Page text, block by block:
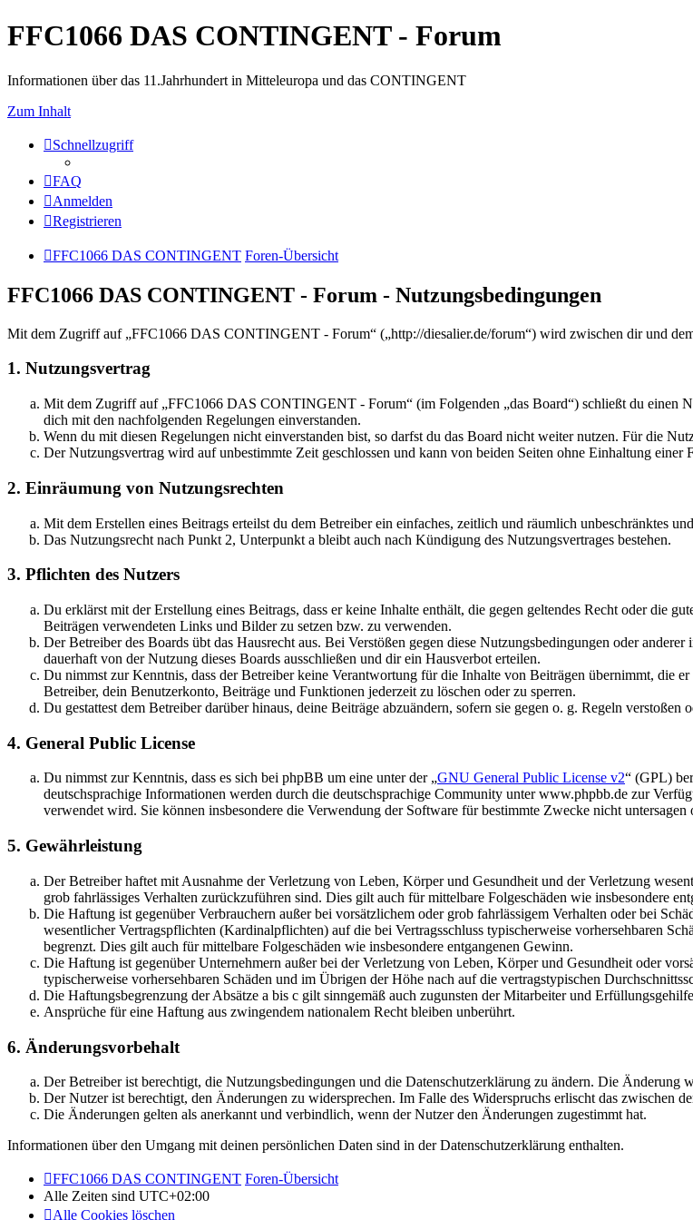
FFC1066 DAS CONTINGENT - Forum
Informationen über das 11.Jahrhundert in Mitteleuropa und das CONTINGENT
Zum Inhalt
Schnellzugriff
FAQ
Anmelden
Registrieren
FFC1066 DAS CONTINGENT Foren-Übersicht
FFC1066 DAS CONTINGENT - Forum - Nutzungsbedingungen
Mit dem Zugriff auf „FFC1066 DAS CONTINGENT - Forum“ („http://diesalier.de/forum“) wird zwischen dir und
1. Nutzungsvertrag
Mit dem Zugriff auf „FFC1066 DAS CONTINGENT - Forum“ (im Folgenden „das Board“) schließt du einen
dich mit den nachfolgenden Regelungen einverstanden.
Wenn du mit diesen Regelungen nicht einverstanden bist, so darfst du das Board nicht weiter nutzen. Für die
Der Nutzungsvertrag wird auf unbestimmte Zeit geschlossen und kann von beiden Seiten ohne Einhaltung einer
2. Einräumung von Nutzungsrechten
Mit dem Erstellen eines Beitrags erteilst du dem Betreiber ein einfaches, zeitlich und räumlich unbeschränktes
Das Nutzungsrecht nach Punkt 2, Unterpunkt a bleibt auch nach Kündigung des Nutzungsvertrages bestehen.
3. Pflichten des Nutzers
Du erklärst mit der Erstellung eines Beitrags, dass er keine Inhalte enthält, die gegen geltendes Recht oder die
Beiträgen verwendeten Links und Bilder zu setzen bzw. zu verwenden.
Der Betreiber des Boards übt das Hausrecht aus. Bei Verstößen gegen diese Nutzungsbedingungen oder
dauerhaft von der Nutzung dieses Boards ausschließen und dir ein Hausverbot erteilen.
Du nimmst zur Kenntnis, dass der Betreiber keine Verantwortung für die Inhalte von Beiträgen übernimmt, die
Betreiber, dein Benutzerkonto, Beiträge und Funktionen jederzeit zu löschen oder zu sperren.
Du gestattest dem Betreiber darüber hinaus, deine Beiträge abzuändern, sofern sie gegen o. g. Regeln
4. General Public License
Du nimmst zur Kenntnis, dass es sich bei phpBB um eine unter der „GNU General Public License v2“ (GPL)
deutschsprachige Informationen werden durch die deutschsprachige Community unter www.phpbb.de zur
verwendet wird. Sie können insbesondere die Verwendung der Software für bestimmte Zwecke nicht
5. Gewährleistung
Der Betreiber haftet mit Ausnahme der Verletzung von Leben, Körper und Gesundheit und der Verletzung
grob fahrlässiges Verhalten zurückzuführen sind. Dies gilt auch für mittelbare Folgeschäden wie insbesondere
Die Haftung ist gegenüber Verbrauchern außer bei vorsätzlichem oder grob fahrlässigem Verhalten oder bei
wesentlicher Vertragspflichten (Kardinalpflichten) auf die bei Vertragsschluss typischerweise vorhersehbaren
begrenzt. Dies gilt auch für mittelbare Folgeschäden wie insbesondere entgangenen Gewinn.
Die Haftung ist gegenüber Unternehmern außer bei der Verletzung von Leben, Körper und Gesundheit oder
typischerweise vorhersehbaren Schäden und im Übrigen der Höhe nach auf die vertragstypischen
Die Haftungsbegrenzung der Absätze a bis c gilt sinngemäß auch zugunsten der Mitarbeiter und
Ansprüche für eine Haftung aus zwingendem nationalem Recht bleiben unberührt.
6. Änderungsvorbehalt
Der Betreiber ist berechtigt, die Nutzungsbedingungen und die Datenschutzerklärung zu ändern. Die Änderung
Der Nutzer ist berechtigt, den Änderungen zu widersprechen. Im Falle des Widerspruchs erlischt das zwischen
Die Änderungen gelten als anerkannt und verbindlich, wenn der Nutzer den Änderungen zugestimmt hat.
Informationen über den Umgang mit deinen persönlichen Daten sind in der Datenschutzerklärung enthalten.
FFC1066 DAS CONTINGENT Foren-Übersicht
Alle Zeiten sind UTC+02:00
Alle Cookies löschen